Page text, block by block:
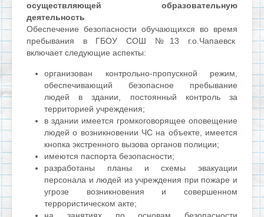
осуществляющей образовательную
деятельность
Обеспечение безопасности обучающихся во время
пребывания в ГБОУ СОШ №13 г.о.Чапаевск
включает следующие аспекты:
организован контрольно-пропускной режим,
обеспечивающий безопасное пребывание
людей в здании, постоянный контроль за
территорией учреждения;
в здании имеется громкоговорящее оповещение
людей о возникновении ЧС на объекте, имеется
кнопка экстренного вызова органов полиции;
имеются паспорта безопасности;
разработаны планы и схемы эвакуации
персонала и людей из учреждения при пожаре и
угрозе возникновения и совершенном
террористическом акте;